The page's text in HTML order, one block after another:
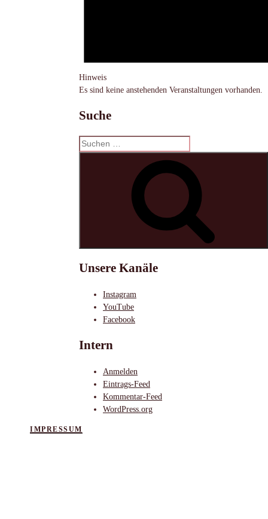
Hinweis
Es sind keine anstehenden Veranstaltungen vorhanden.
Suche
Suchen
nach:
Unsere Kanäle
Instagram
YouTube
Facebook
Intern
Anmelden
Eintrags-Feed
Kommentar-Feed
WordPress.org
IMPRESSUM